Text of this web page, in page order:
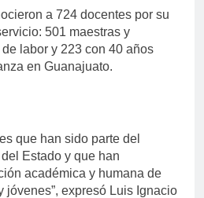
a 724 docentes por su
501 maestras y
labor y 223 con 40 años
en Guanajuato.
que han sido parte del
Estado y que han
académica y humana de
jóvenes”, expresó Luis Ignacio